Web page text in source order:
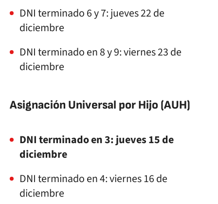
DNI terminado 6 y 7: jueves 22 de
diciembre
DNI terminado en 8 y 9: viernes 23 de
diciembre
Asignación Universal por Hijo (AUH)
DNI terminado en 3: jueves 15 de
diciembre
DNI terminado en 4: viernes 16 de
diciembre